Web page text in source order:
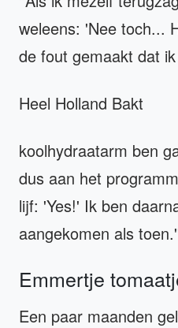
weleens: 'Nee toch...
de fout gemaakt dat
Heel Holland Bakt
koolhydraatarm ben
dus aan het
lijf: 'Yes!' Ik ben
aangekomen als
Emmertje
Een paar maanden